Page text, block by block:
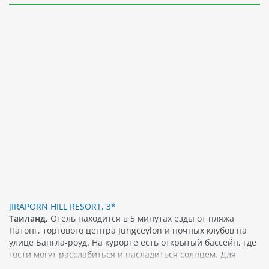
JIRAPORN HILL RESORT, 3*
Таиланд, Отель находится в 5 минутах езды от пляжа
Патонг, торгового центра Jungceylon и ночных клубов на
улице Бангла-роуд. На курорте есть открытый бассейн, где
гости могут расслабиться и насладиться солнцем. Для